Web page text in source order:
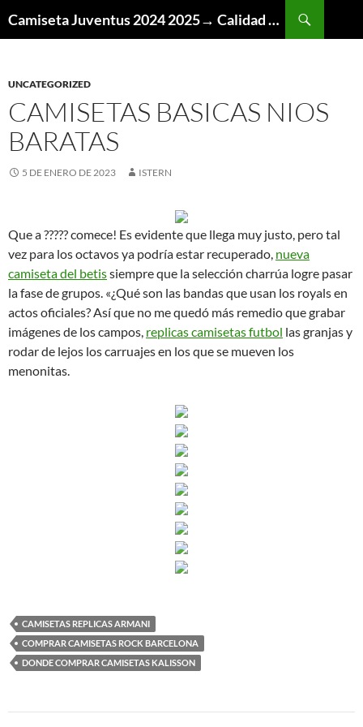
Camiseta Juventus 2024 2025→ Calidad Thai AAA
UNCATEGORIZED
CAMISETAS BASICAS NIOS
BARATAS
5 DE ENERO DE 2023 ISTERN
Que a ????? comece! Es evidente que llega muy justo, pero tal
vez para los octavos ya podría estar recuperado, nueva
camiseta del betissiempre que la selección charrúa logre pasar
la fase de grupos. «¿Qué son las bandas que usan los royals en
actos oficiales? Así que no me quedó más remedio que grabar
imágenes de los campos, replicas camisetas futbol las granjas y
rodar de lejos los carruajes en los que se mueven los
menonitas.
CAMISETAS REPLICAS ARMANI
COMPRAR CAMISETAS ROCK BARCELONA
DONDE COMPRAR CAMISETAS KALISSON